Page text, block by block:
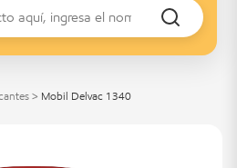
> Mobil Delvac 1340